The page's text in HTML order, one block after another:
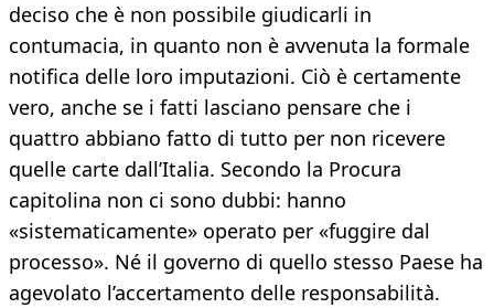
deciso che è non possibile giudicarli in
contumacia, in quanto non è avvenuta la formale
notifica delle loro imputazioni. Ciò è certamente
vero, anche se i fatti lasciano pensare che i
quattro abbiano fatto di tutto per non ricevere
quelle carte dall’Italia. Secondo la Procura
capitolina non ci sono dubbi: hanno
«sistematicamente» operato per «fuggire dal
processo». Né il governo di quello stesso Paese ha
agevolato l’accertamento delle responsabilità.